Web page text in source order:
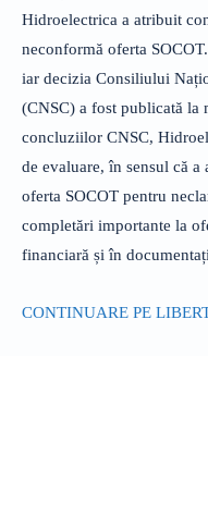
Hidroelectrica a atribuit
neconformă oferta
iar decizia Consiliului
(CNSC) a fost publicată
concluziilor CNSC,
de evaluare, în sensul că a
oferta SOCOT pentru
completări importante la
financiară și în
CONTINUARE PE